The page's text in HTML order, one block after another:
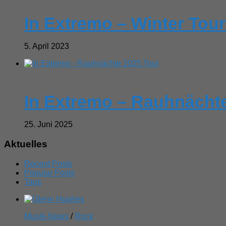
In Extremo – Winter
5. April 2023
In Extremo –
25. Juni 2025
Aktuelles
Recent Posts
Popular Posts
Tags
Musik-News / Rock